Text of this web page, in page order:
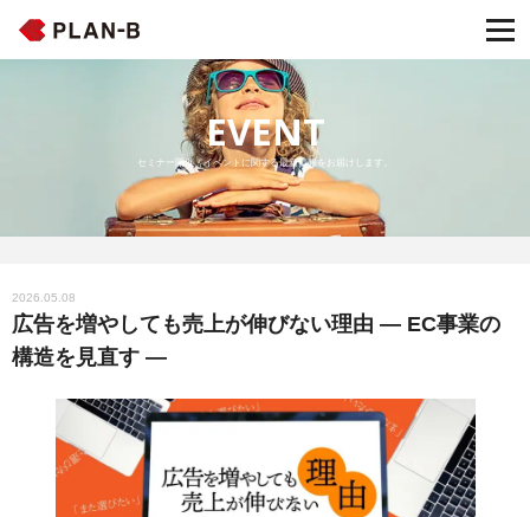
EVENT
セミナー開催・イベントに関する最新情報をお届けします。
2026.05.08
広告を増やしても売上が伸びない理由 ― EC事業の
構造を見直す ―